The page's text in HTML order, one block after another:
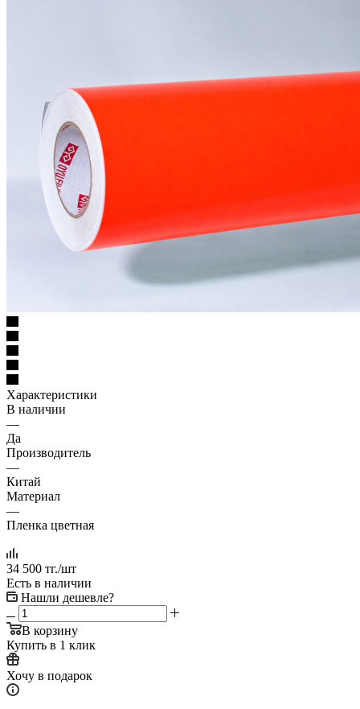
Характеристики
В наличии
—
Да
Производитель
—
Китай
Материал
—
Пленка цветная
34 500 тг./шт
Есть в наличии
Нашли дешевле?
В корзину
Купить в 1 клик
Хочу в подарок